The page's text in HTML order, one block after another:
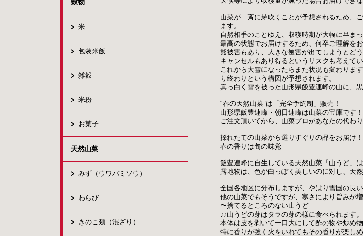
穀物
米
包装米飯
雑穀
米粉
お菓子
天然山菜
みず（ウワバミソウ）
わらび
きのこ類（混ざり）
山菜が一斉に芽吹くことが予想されるため、
ます。
自然相手のことゆえ、収穫時期が大幅に早ま
最高の状態でお届けするため、何卒ご理解をお
熊被害もあり、大きな被害が出てしまうとど
キャンセルもあり得るというリスクも考えて
これから大雪になったらまた状況も変わりま
り終わりという構図が予想されます。
真っ白く雪を被った山形県飯豊連峰の山に、
“春の天然山菜”は「完全予約制」販売！
山形県飯豊連峰・朝日連峰は山菜の宝庫です！
ご注文頂いてから、山菜プロがあなたの代わ
採れたての山菜から選りすぐりの品をお届け！
春の香りは旬の味覚
飯豊連峰に自生している天然山菜「山うど」
露地物は、色が白っぽく美しいのに対し、天
全国各地区に分布しますが、やはり雪国の長
他の山菜でもそうですが、寒さにより旨みが
〜捨てるところのない山うど
♪♪山うどの芽はタラの芽の様に食べられます。
本体は皮を剥いて一口大にして酢の物や炒め
特に香りが強く火をいれてもその香りが楽し